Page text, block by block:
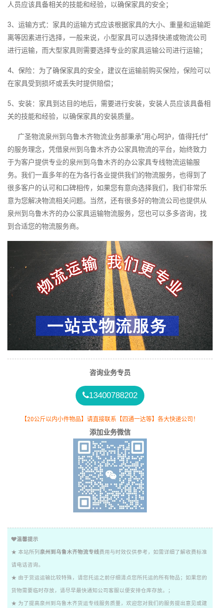
人员应该具备相关的技能和经验，以确保家具的安全；
3、运输方式：家具的运输方式应该根据家具的大小、重量和运输距
离等因素进行选择，一般来说，小型家具可以选择快递或物流公司
进行运输，而大型家具则需要选择专业的家具运输公司进行运输；
4、保险：为了确保家具的安全，建议在运输前购买保险，保险可以
在家具受到损坏或丢失时提供赔偿；
5、安装：家具到达目的地后，需要进行安装，安装人员应该具备相
关的技能和经验，以确保家具的安装质量。
广圣物流泉州到乌鲁木齐物流业务部秉承“用心呵护，值得托付”
的服务理念，凭借泉州到乌鲁木齐办公家具物流的平台，始终致力
于为客户提供专业的泉州到乌鲁木齐的办公家具专线物流运输服
务。我们一直多年的在为各行各业提供我们的物流服务，也得到了
很多客户的认可和口碑相传，如果您有意向选择我们，我们非常乐
意为您解决物流相关问题。当然，还有很多好的物流公司也提供从
泉州到乌鲁木齐的办公家具运输物流服务，您也可以多多咨询，找
到合适您的物流服务商。
咨询业务专员
13400788202
【20公斤以内小件物品】请直接联系【四通一达等】各大快递公司！
添加业务微信
温馨提示
★ 本站所列 泉州到乌鲁木齐物流专线费用与时效仅供参考，如需详细了解收费标准
请电话咨询。
★ 由于货运运输比较特殊，请您托运之前仔细清点您所托运的所有物品；如果您的
货物需要临时存放，请尽早最快通知公司客服以便安排仓库存放。；
★ 为了提高泉州到乌鲁木齐货运专线服务质量，欢迎您对我们的服务提出意见或建